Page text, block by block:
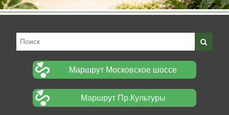
Маршрут Московское шоссе
Маршрут Пр.Культуры